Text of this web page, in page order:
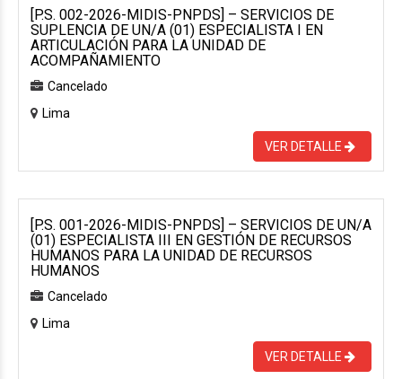
[P.S. 002-2026-MIDIS-PNPDS] – SERVICIOS DE
SUPLENCIA DE UN/A (01) ESPECIALISTA I EN
ARTICULACIÓN PARA LA UNIDAD DE
ACOMPAÑAMIENTO
Cancelado
Lima
VER DETALLE
[P.S. 001-2026-MIDIS-PNPDS] – SERVICIOS DE UN/A
(01) ESPECIALISTA III EN GESTIÓN DE RECURSOS
HUMANOS PARA LA UNIDAD DE RECURSOS
HUMANOS
Cancelado
Lima
VER DETALLE